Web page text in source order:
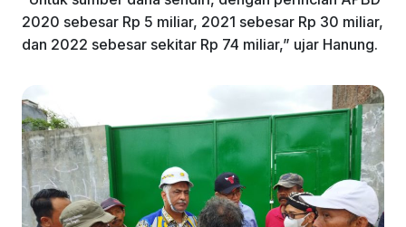
2020 sebesar Rp 5 miliar, 2021 sebesar Rp 30 miliar,
dan 2022 sebesar sekitar Rp 74 miliar,” ujar Hanung.